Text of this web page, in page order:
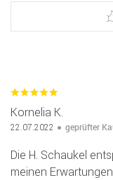
Kornelia K.
22.07.2022 geprüfter
Die H. Schaukel
meinen